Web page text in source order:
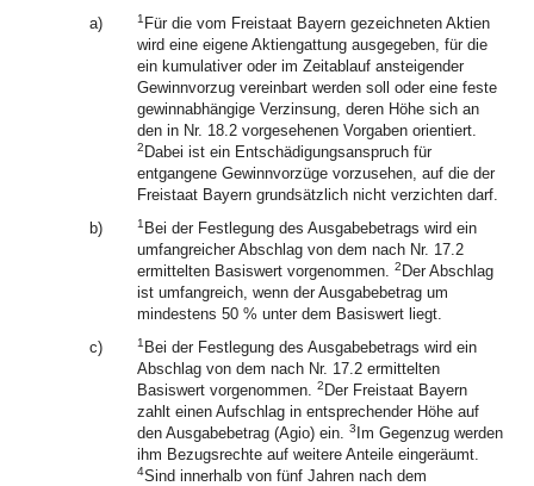
a)
1 Für die vom Freistaat Bayern gezeichneten Aktien
wird eine eigene Aktiengattung ausgegeben, für die
ein kumulativer oder im Zeitablauf ansteigender
Gewinnvorzug vereinbart werden soll oder eine feste
gewinnabhängige Verzinsung, deren Höhe sich an
den in Nr. 18.2 vorgesehenen Vorgaben orientiert.
2 Dabei ist ein Entschädigungsanspruch für
entgangene Gewinnvorzüge vorzusehen, auf die der
Freistaat Bayern grundsätzlich nicht verzichten darf.
b)
1 Bei der Festlegung des Ausgabebetrags wird ein
umfangreicher Abschlag von dem nach Nr. 17.2
ermittelten Basiswert vorgenommen. 2 Der Abschlag
ist umfangreich, wenn der Ausgabebetrag um
mindestens 50 % unter dem Basiswert liegt.
c)
1 Bei der Festlegung des Ausgabebetrags wird ein
Abschlag von dem nach Nr. 17.2 ermittelten
Basiswert vorgenommen. 2 Der Freistaat Bayern
zahlt einen Aufschlag in entsprechender Höhe auf
den Ausgabebetrag (Agio) ein. 3 Im Gegenzug werden
ihm Bezugsrechte auf weitere Anteile eingeräumt.
4Sind innerhalb von fünf Jahren nach dem